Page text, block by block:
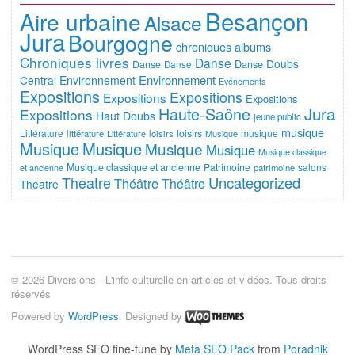
Aire urbaineAlsace Besançon
JuraBourgogne chroniques albums
Chroniques livres Danse Danse Danse Danse Doubs
Central Environnement Environnement Evénements
Expositions Expositions Expositions Expositions
Expositions Haut Doubs Haute-Saône jeune public Jura
Littérature littérature Littérature loisirs loisirs Musique musique musique
MusiqueMusiqueMusique Musique Musique classique
et ancienne Musique classique et ancienne Patrimoine patrimoine salons
Theatre Theatre ThéâtreThéâtre Uncategorized
© 2026 Diversions - L'info culturelle en articles et vidéos. Tous droits
réservés
Powered by WordPress. Designed by
WordPress SEO fine-tune by Meta SEO Packfrom Poradnik